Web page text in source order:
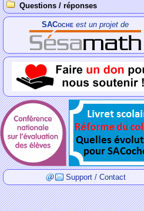
Questions / réponses
SACoche est un projet de
Support / Contact